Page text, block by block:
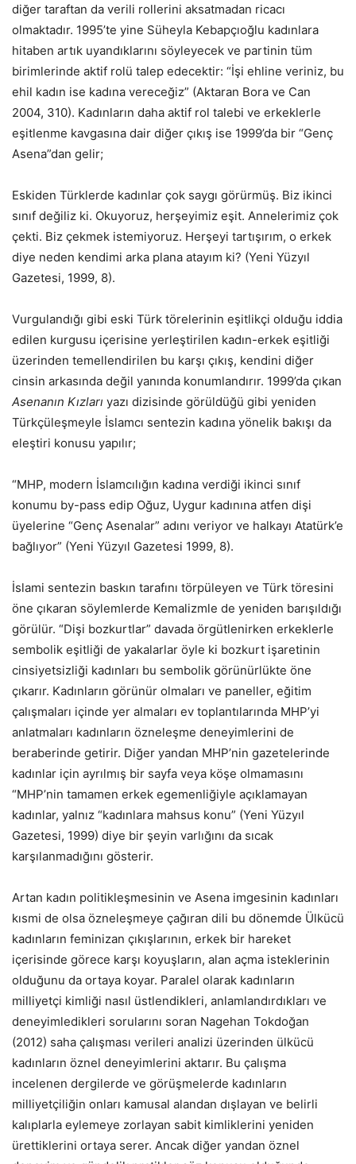
diğer taraftan da verili rollerini aksatmadan ricacı
olmaktadır. 1995’te yine Süheyla Kebapçıoğlu kadınlara
hitaben artık uyandıklarını söyleyecek ve partinin tüm
birimlerinde aktif rolü talep edecektir: “İşi ehline veriniz, bu
ehil kadın ise kadına vereceğiz” (Aktaran Bora ve Can
2004, 310). Kadınların daha aktif rol talebi ve erkeklerle
eşitlenme kavgasına dair diğer çıkış ise 1999’da bir “Genç
Asena”dan gelir;
Eskiden Türklerde kadınlar çok saygı görürmüş. Biz ikinci
sınıf değiliz ki. Okuyoruz, herşeyimiz eşit. Annelerimiz çok
çekti. Biz çekmek istemiyoruz. Herşeyi tartışırım, o erkek
diye neden kendimi arka plana atayım ki? (Yeni Yüzyıl
Gazetesi, 1999, 8).
Vurgulandığı gibi eski Türk törelerinin eşitlikçi olduğu iddia
edilen kurgusu içerisine yerleştirilen kadın-erkek eşitliği
üzerinden temellendirilen bu karşı çıkış, kendini diğer
cinsin arkasında değil yanında konumlandırır. 1999’da çıkan
Asenanın Kızları yazı dizisinde görüldüğü gibi yeniden
Türkçüleşmeyle İslamcı sentezin kadına yönelik bakışı da
eleştiri konusu yapılır;
“MHP, modern İslamcılığın kadına verdiği ikinci sınıf
konumu by-pass edip Oğuz, Uygur kadınına atfen dişi
üyelerine “Genç Asenalar” adını veriyor ve halkayı Atatürk’e
bağlıyor” (Yeni Yüzyıl Gazetesi 1999, 8).
İslami sentezin baskın tarafını törpüleyen ve Türk töresini
öne çıkaran söylemlerde Kemalizmle de yeniden barışıldığı
görülür. “Dişi bozkurtlar” davada örgütlenirken erkeklerle
sembolik eşitliği de yakalarlar öyle ki bozkurt işaretinin
cinsiyetsizliği kadınları bu sembolik görünürlükte öne
çıkarır. Kadınların görünür olmaları ve paneller, eğitim
çalışmaları içinde yer almaları ev toplantılarında MHP’yi
anlatmaları kadınların özneleşme deneyimlerini de
beraberinde getirir. Diğer yandan MHP’nin gazetelerinde
kadınlar için ayrılmış bir sayfa veya köşe olmamasını
“MHP’nin tamamen erkek egemenliğiyle açıklamayan
kadınlar, yalnız “kadınlara mahsus konu” (Yeni Yüzyıl
Gazetesi, 1999) diye bir şeyin varlığını da sıcak
karşılanmadığını gösterir.
Artan kadın politikleşmesinin ve Asena imgesinin kadınları
kısmi de olsa özneleşmeye çağıran dili bu dönemde Ülkücü
kadınların feminizan çıkışlarının, erkek bir hareket
içerisinde görece karşı koyuşların, alan açma isteklerinin
olduğunu da ortaya koyar. Paralel olarak kadınların
milliyetçi kimliği nasıl üstlendikleri, anlamlandırdıkları ve
deneyimledikleri sorularını soran Nagehan Tokdoğan
(2012) saha çalışması verileri analizi üzerinden ülkücü
kadınların öznel deneyimlerini aktarır. Bu çalışma
incelenen dergilerde ve görüşmelerde kadınların
milliyetçiliğin onları kamusal alandan dışlayan ve belirli
kalıplarla eylemeye zorlayan sabit kimliklerini yeniden
ürettiklerini ortaya serer. Ancak diğer yandan öznel